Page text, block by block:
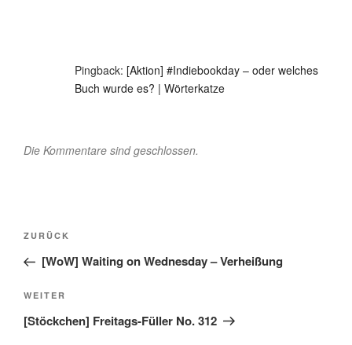
Pingback: [Aktion] #Indiebookday – oder welches
Buch wurde es? | Wörterkatze
Die Kommentare sind geschlossen.
Beitragsnavigation
Vorheriger
Beitrag
ZURÜCK
[WoW] Waiting on Wednesday – Verheißung
Nächster
Beitrag
WEITER
[Stöckchen] Freitags-Füller No. 312